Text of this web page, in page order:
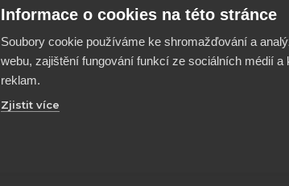
Informace o cookies na této stránce
Soubory cookie používáme ke shromažďování a
webu, zajištění fungování funkcí ze sociálních médií
reklam.
Zjistit více